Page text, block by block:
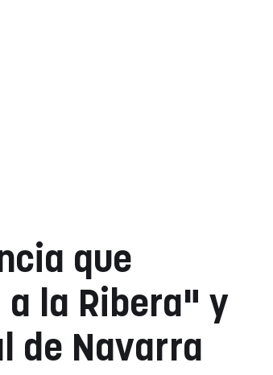
que
la Ribera" y
de Navarra